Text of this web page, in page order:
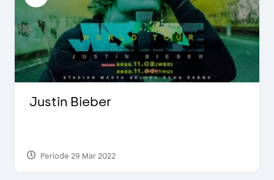
Justin Bieber
Periode 29 Mar 2022